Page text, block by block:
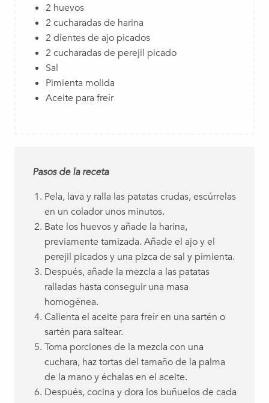
2 huevos
2 cucharadas de harina
2 dientes de ajo picados
2 cucharadas de perejil picado
Sal
Pimienta molida
Aceite para freír
Pasos de la receta
Pela, lava y ralla las patatas crudas, escúrrelas
en un colador unos minutos.
Bate los huevos y añade la harina,
previamente tamizada. Añade el ajo y el
perejil picados y una pizca de sal y pimienta.
Después, añade la mezcla a las patatas
ralladas hasta conseguir una masa
homogénea.
Calienta el aceite para freír en una sartén o
sartén para saltear.
Toma porciones de la mezcla con una
cuchara, haz tortas del tamaño de la palma
de la mano y échalas en el aceite.
Después, cocina y dora los buñuelos de cada